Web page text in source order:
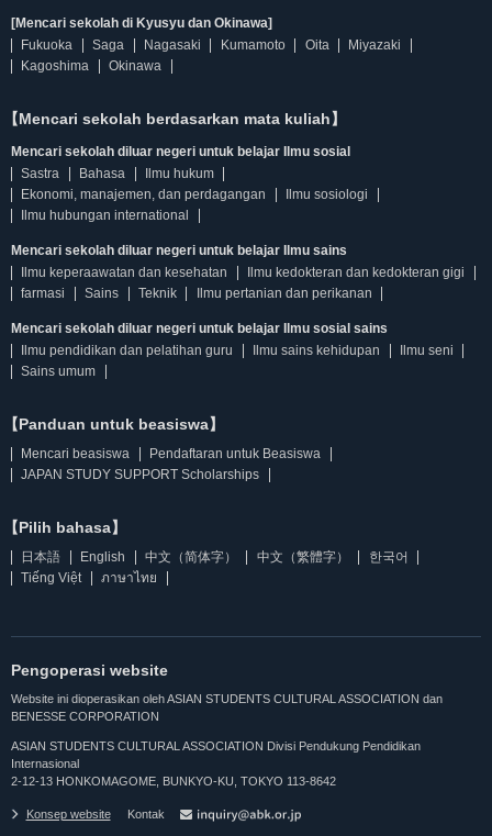
[Mencari sekolah di Kyusyu dan Okinawa]
Fukuoka
Saga Nagasaki Kumamoto Oita
Miyazaki
Kagoshima
Okinawa
【Mencari sekolah berdasarkan mata kuliah】
Mencari sekolah diluar negeri untuk belajar Ilmu sosial
Sastra
Bahasa
Ilmu hukum
Ekonomi, manajemen, dan perdagangan
Ilmu sosiologi
Ilmu hubungan international
Mencari sekolah diluar negeri untuk belajar Ilmu sains
Ilmu keperaawatan dan kesehatan
Ilmu kedokteran dan kedokteran gigi
farmasi
Sains Teknik Ilmu pertanian dan perikanan
Mencari sekolah diluar negeri untuk belajar Ilmu sosial sains
Ilmu pendidikan dan pelatihan guru
Ilmu sains kehidupan
Ilmu seni
Sains umum
【Panduan untuk beasiswa】
Mencari beasiswa
Pendaftaran untuk Beasiswa
JAPAN STUDY SUPPORT Scholarships
【Pilih bahasa】
日本語 English 中文（简体字） 中文（繁體字）
한국어
Tiếng Việt
ภาษาไทย
Pengoperasi website
Website ini dioperasikan oleh ASIAN STUDENTS CULTURAL ASSOCIATION dan
BENESSE CORPORATION
ASIAN STUDENTS CULTURAL ASSOCIATION Divisi Pendukung Pendidikan
Internasional
2-12-13 HONKOMAGOME, BUNKYO-KU, TOKYO 113-8642
Konsep website Kontak